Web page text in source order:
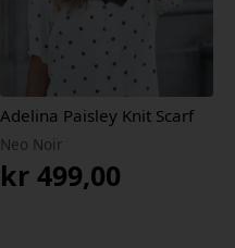
Adelina Paisley Knit Scarf
Neo Noir
kr499,00